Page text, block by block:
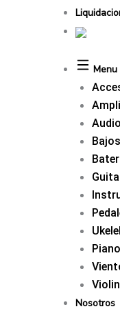
Menu
Nosotros